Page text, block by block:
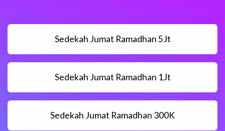
Sedekah Jumat Ramadhan 5Jt
Sedekah Jumat Ramadhan 1Jt
Sedekah Jumat Ramadhan 300K